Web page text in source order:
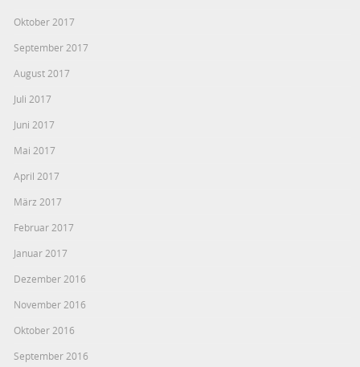
Oktober 2017
September 2017
August 2017
Juli 2017
Juni 2017
Mai 2017
April 2017
März 2017
Februar 2017
Januar 2017
Dezember 2016
November 2016
Oktober 2016
September 2016